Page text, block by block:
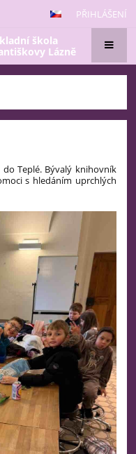
PŘIHLÁŠENÍ
škola
Lázně
Teplé. Bývalý knihovník
s hledáním uprchlých